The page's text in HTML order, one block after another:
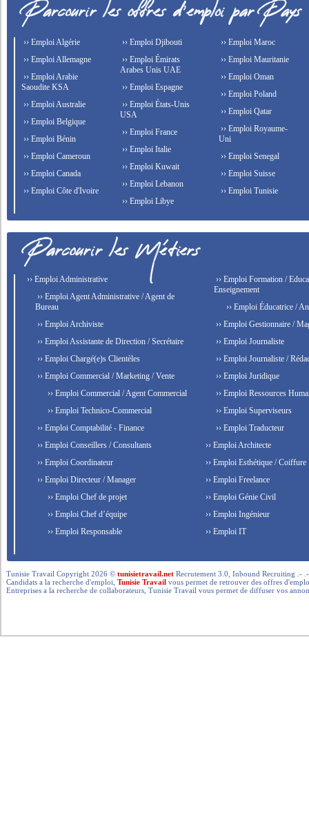
›› Emploi Algérie
›› Emploi Allemagne
›› Emploi Arabie
Saoudite KSA
›› Emploi Australie
›› Emploi Belgique
›› Emploi Bénin
›› Emploi Cameroun
›› Emploi Canada
›› Emploi Côte d'Ivoire
›› Emploi Djibouti
›› Emploi Émirats
Arabes Unis UAE
›› Emploi Espagne
›› Emploi États-Unis
USA
›› Emploi France
›› Emploi Italie
›› Emploi Kuwait
›› Emploi Lebanon
›› Emploi Libye
›› Emploi Maroc
›› Emploi Mauritanie
›› Emploi Oman
›› Emploi Poland
›› Emploi Qatar
›› Emploi Royaume-
Uni
›› Emploi Senegal
›› Emploi Suisse
›› Emploi Tunisie
›› Emploi Administrative
›› Emploi Agent Administrative / Agent de
Bureau
›› Emploi Archiviste
›› Emploi Assistante de Direction / Secrétaire
›› Emploi Chargé(e)s Clientèles
›› Emploi Commercial / Marketing / Vente
›› Emploi Commercial / Agent Commercial
›› Emploi Technico-Commercial
›› Emploi Comptabilité - Finance
›› Emploi Conseillers / Consultants
›› Emploi Coordinateur
›› Emploi Directeur / Manager
›› Emploi Chef de projet
›› Emploi Chef d’équipe
›› Emploi Responsable
›› Emploi Formation /
Enseignement
›› Emploi Éducatrice /
›› Emploi Gestionnaire /
›› Emploi Journaliste
›› Emploi Journaliste /
›› Emploi Juridique
›› Emploi Ressources
›› Emploi Superviseurs
›› Emploi Traducteur
›› Emploi Architecte
›› Emploi Esthétique / Coiffure
›› Emploi Freelance
›› Emploi Génie Civil
›› Emploi Ingénieur
›› Emploi IT
Tunisie Travail Copyright 2026 ©tunisietravail.net Recrutement 3.0, Inbound Recruiting .-
Candidats a la recherche d'emploi,Tunisie Travail vous permet de retrouver des offres
Entreprises a la recherche de collaborateurs, Tunisie Travail vous permet de diffuser vos